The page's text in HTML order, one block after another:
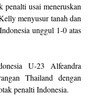
usai meneruskan
menyusur tanah dan
unggul 1-0 atas
U-23 Alfeandra
Thailand dengan
penalti Indonesia.